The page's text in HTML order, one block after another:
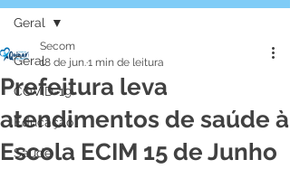
Geral
COVID-19
Educação
Saúde
Geral
Prefeitura leva
atendimentos de saúde à
Escola ECIM 15 de Junho
Secom
18 de jun.1 min de leitura